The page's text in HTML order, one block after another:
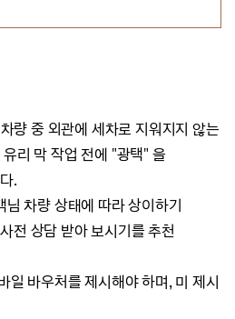
량 중 외관에 세차로 지워지지 않는
유리 막 작업 전에 "광택" 을
.
차량 상태에 따라 상이하기
전 상담 받아 보시기를 추천
일 바우처를 제시해야 하며, 미 제시